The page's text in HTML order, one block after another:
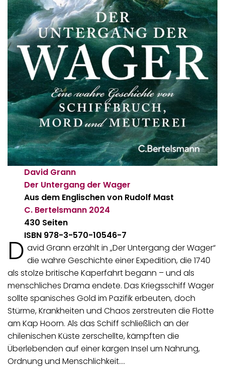
David Grann
Der Untergang der Wager
Aus dem Englischen von Rudolf Mast
C. Bertelsmann 2024
430 Seiten
ISBN 978-3-570-10546-7
D avid Grann erzählt in „Der Untergang der Wager“
die wahre Geschichte einer Expedition, die 1740
als stolze britische Kaperfahrt begann – und als
menschliches Drama endete. Das Kriegsschiff Wager
sollte spanisches Gold im Pazifik erbeuten, doch
Stürme, Krankheiten und Chaos zerstreuten die Flotte
am Kap Hoorn. Als das Schiff schließlich an der
chilenischen Küste zerschellte, kämpften die
Überlebenden auf einer kargen Insel um Nahrung,
Ordnung und Menschlichkeit.…